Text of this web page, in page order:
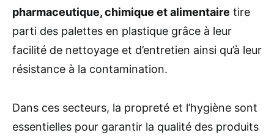
pharmaceutique, chimique et alimentaire tire
parti des palettes en plastique grâce à leur
facilité de nettoyage et d’entretien ainsi qu’à leur
résistance à la contamination.
Dans ces secteurs, la propreté et l’hygiène sont
essentielles pour garantir la qualité des produits